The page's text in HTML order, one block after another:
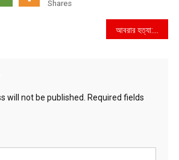
Shares
will not be published.
Required fields